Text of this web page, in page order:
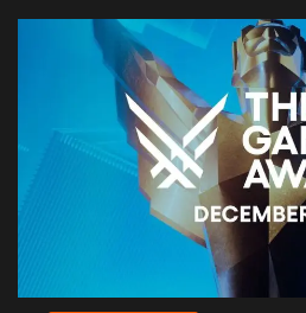
ACCEDI O REGISTRATI